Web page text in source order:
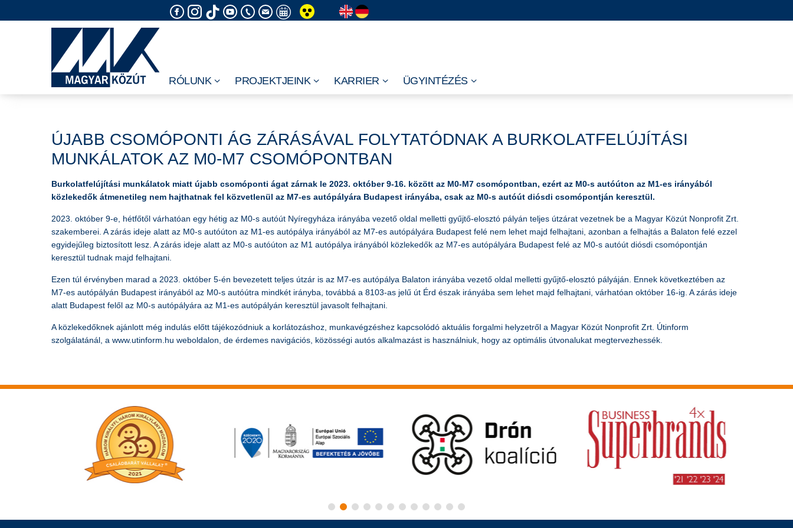
to
RÓLUNK PROJEKTJEINK KARRIER ÜGYINTÉZÉS
ÚJABB CSOMÓPONTI ÁG ZÁRÁSÁVAL FOLYTATÓDNAK A BURKOLATFELÚJÍTÁSI
MUNKÁLATOK AZ M0-M7 CSOMÓPONTBAN
Burkolatfelújítási munkálatok miatt újabb csomóponti ágat zárnak le 2023. október 9-16. között az M0-M7 csomópontban, ezért az M0-s autóúton az M1-es irányából
közlekedők átmenetileg nem hajthatnak fel közvetlenül az M7-es autópályára Budapest irányába, csak az M0-s autóút diósdi csomópontján keresztül.
2023. október 9-e, hétfőtől várhatóan egy hétig az M0-s autóút Nyíregyháza irányába vezető oldal melletti gyűjtő-elosztó pályán teljes útzárat vezetnek be a Magyar Közút Nonprofit Zrt.
szakemberei. A zárás ideje alatt az M0-s autóúton az M1-es autópálya irányából az M7-es autópályára Budapest felé nem lehet majd felhajtani, azonban a felhajtás a Balaton felé ezzel
egyidejűleg biztosított lesz. A zárás ideje alatt az M0-s autóúton az M1 autópálya irányából közlekedők az M7-es autópályára Budapest felé az M0-s autóút diósdi csomópontján
keresztül tudnak majd felhajtani.
Ezen túl érvényben marad a 2023. október 5-én bevezetett teljes útzár is az M7-es autópálya Balaton irányába vezető oldal melletti gyűjtő-elosztó pályáján. Ennek következtében az
M7-es autópályán Budapest irányából az M0-s autóútra mindkét irányba, továbbá a 8103-as jelű út Érd észak irányába sem lehet majd felhajtani, várhatóan október 16-ig. A zárás ideje
alatt Budapest felől az M0-s autópályára az M1-es autópályán keresztül javasolt felhajtani.
A közlekedőknek ajánlott még indulás előtt tájékozódniuk a korlátozáshoz, munkavégzéshez kapcsolódó aktuális forgalmi helyzetről a Magyar Közút Nonprofit Zrt. Útinform
szolgálatánál, a www.utinform.hu weboldalon, de érdemes navigációs, közösségi autós alkalmazást is használniuk, hogy az optimális útvonalukat megtervezhessék.